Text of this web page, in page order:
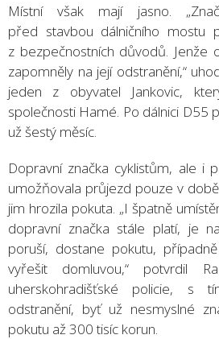
Místní však mají jasno.
před stavbou dálničního mostu
z bezpečnostních důvodů. Jenže
zapomněly na její odstranění,“
jeden z obyvatel Jankovic,
společnosti Hamé. Po dálnici D55
už šestý měsíc.
Dopravní značka cyklistům, ale i
umožňovala průjezd pouze v
jim hrozila pokuta. „I špatně
dopravní značka stále platí, je
poruší, dostane pokutu,
vyřešit domluvou,“ potvrdil
uherskohradišťské policie, s
odstranění, byť už nesmyslné
pokutu až 300 tisíc korun.